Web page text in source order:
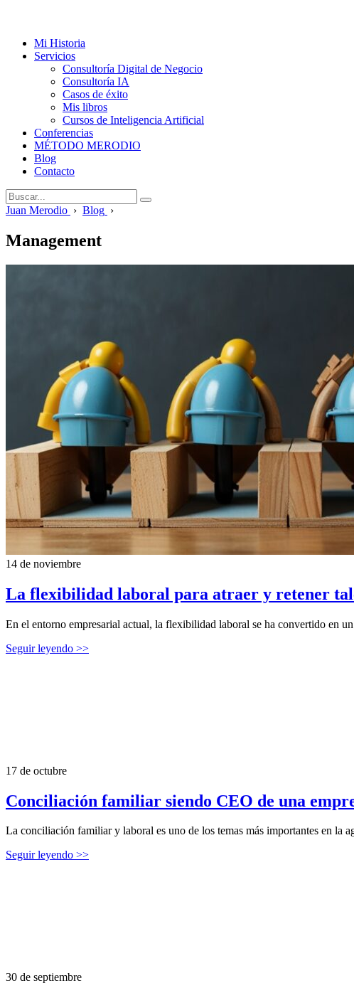
Mi Historia
Servicios
Consultoría Digital de Negocio
Consultoría IA
Casos de éxito
Mis libros
Cursos de Inteligencia Artificial
Conferencias
MÉTODO MERODIO
Blog
Contacto
Juan Merodio › Blog ›
Management
14 de noviembre
La flexibilidad laboral para atraer y retener
En el entorno empresarial actual, la flexibilidad laboral se ha convertido en
Seguir leyendo >>
17 de octubre
Conciliación familiar siendo CEO de una
La conciliación familiar y laboral es uno de los temas más importantes en la
Seguir leyendo >>
30 de septiembre